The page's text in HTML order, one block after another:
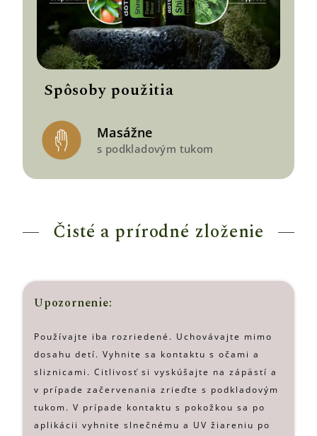
Spôsoby použitia
Masážne
s podkladovým tukom
Čisté a prírodné zloženie
Upozornenie:
Používajte iba rozriedené. Uchovávajte mimo
dosahu detí. Vyhnite sa kontaktu s očami a
sliznicami. Citlivosť si vyskúšajte na zápästí a
v prípade začervenania zrieďte s podkladovým
tukom. V prípade kontaktu s pokožkou sa po
aplikácii vyhnite slnečnému a UV žiareniu po